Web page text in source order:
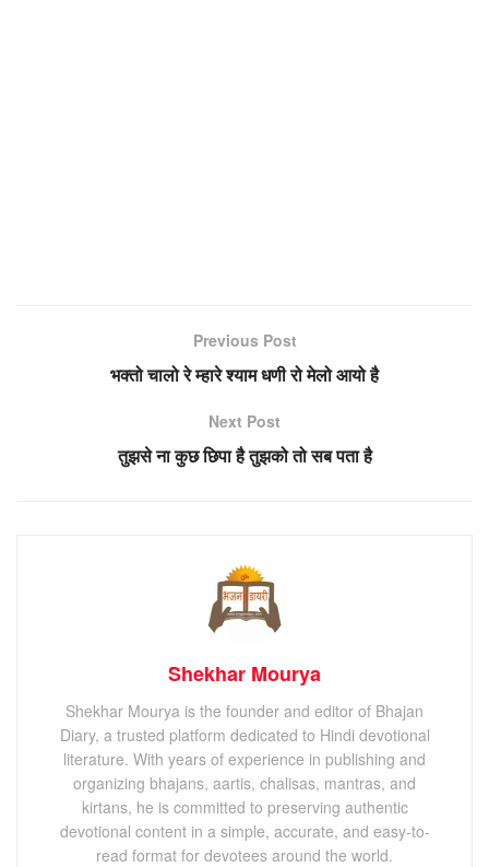
Previous Post
भक्तो चालो रे म्हारे श्याम धणी रो मेलो आयो है
Next Post
तुझसे ना कुछ छिपा है तुझको तो सब पता है
Shekhar Mourya
Shekhar Mourya is the founder and editor of Bhajan
Diary, a trusted platform dedicated to Hindi devotional
literature. With years of experience in publishing and
organizing bhajans, aartis, chalisas, mantras, and
kirtans, he is committed to preserving authentic
devotional content in a simple, accurate, and easy-to-
read format for devotees around the world.